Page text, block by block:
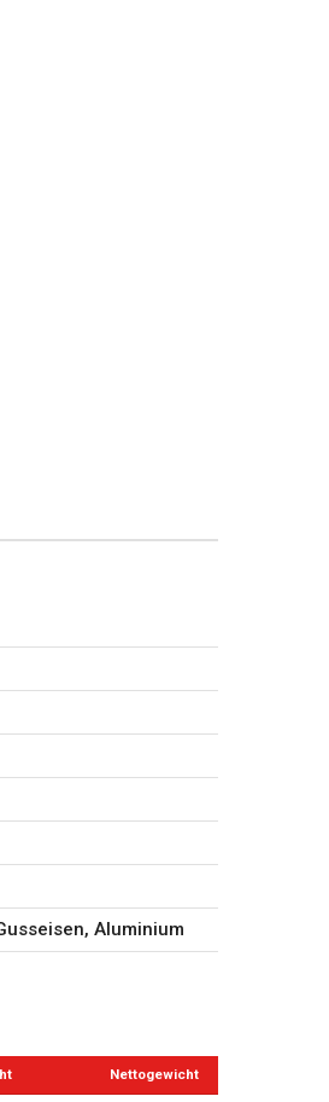
Aluminium
Nettogewicht